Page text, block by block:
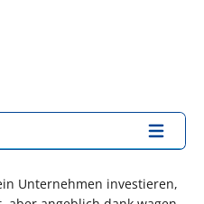
Unternehmen investieren,